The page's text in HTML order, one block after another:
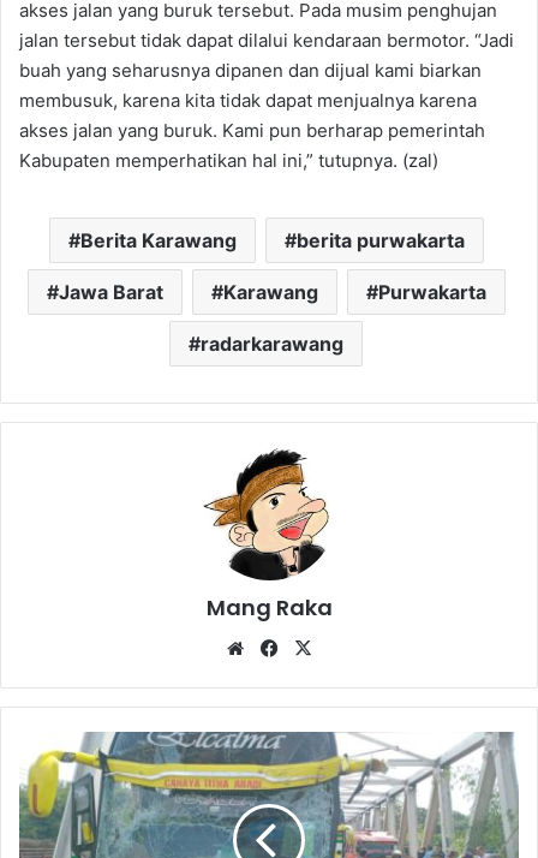
akses jalan yang buruk tersebut. Pada musim penghujan
jalan tersebut tidak dapat dilalui kendaraan bermotor. “Jadi
buah yang seharusnya dipanen dan dijual kami biarkan
membusuk, karena kita tidak dapat menjualnya karena
akses jalan yang buruk. Kami pun berharap pemerintah
Kabupaten memperhatikan hal ini,” tutupnya. (zal)
Berita Karawang berita purwakarta
Jawa Barat Karawang Purwakarta
radarkarawang
Mang Raka
WebsiteFacebook
Bus
Tabrakan
Beruntun